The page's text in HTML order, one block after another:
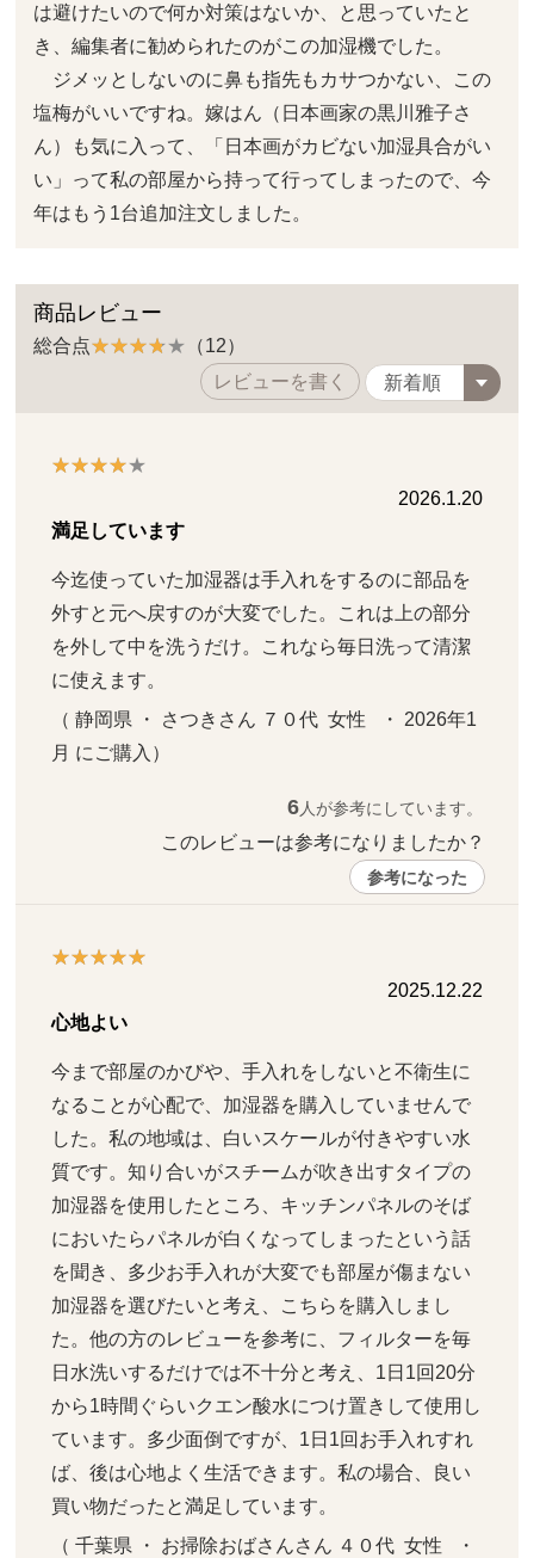
は避けたいので何か対策はないか、と思っていたと
き、編集者に勧められたのがこの加湿機でした。
ジメッとしないのに鼻も指先もカサつかない、この
塩梅がいいですね。嫁はん（日本画家の黒川雅子さ
ん）も気に入って、「日本画がカビない加湿具合がい
い」って私の部屋から持って行ってしまったので、今
年はもう1台追加注文しました。
商品レビュー
総合点
（12）
レビューを書く
2026.1.20
満足しています
今迄使っていた加湿器は手入れをするのに部品を
外すと元へ戻すのが大変でした。これは上の部分
を外して中を洗うだけ。これなら毎日洗って清潔
に使えます。
（ 静岡県 ・ さつきさん ７０代  女性   ・ 2026年1
月 にご購入）
6人が参考にしています。
このレビューは参考になりましたか？
参考になった
2025.12.22
心地よい
今まで部屋のかびや、手入れをしないと不衛生に
なることが心配で、加湿器を購入していませんで
した。私の地域は、白いスケールが付きやすい水
質です。知り合いがスチームが吹き出すタイプの
加湿器を使用したところ、キッチンパネルのそば
においたらパネルが白くなってしまったという話
を聞き、多少お手入れが大変でも部屋が傷まない
加湿器を選びたいと考え、こちらを購入しまし
た。他の方のレビューを参考に、フィルターを毎
日水洗いするだけでは不十分と考え、1日1回20分
から1時間ぐらいクエン酸水につけ置きして使用し
ています。多少面倒ですが、1日1回お手入れすれ
ば、後は心地よく生活できます。私の場合、良い
買い物だったと満足しています。
（ 千葉県 ・ お掃除おばさんさん ４０代  女性   ・